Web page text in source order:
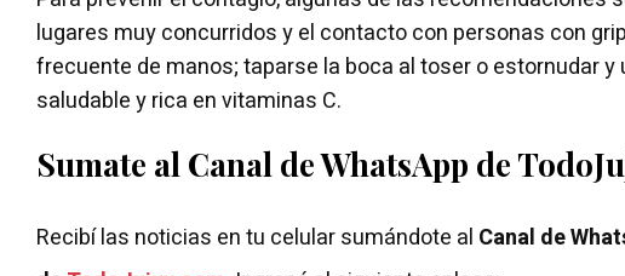
lugares muy concurridos y el contacto con personas con
frecuente de manos; taparse la boca al toser o estornudar y
saludable y rica en vitaminas C.
Sumate al Canal de WhatsApp de
Recibí las noticias en tu celular sumándote al Canal de